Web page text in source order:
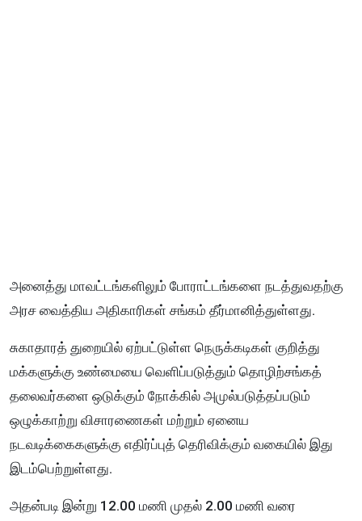
அனைத்து மாவட்டங்களிலும் போராட்டங்களை நடத்துவதற்கு
அரச வைத்திய அதிகாரிகள் சங்கம் தீர்மானித்துள்ளது.
சுகாதாரத் துறையில் ஏற்பட்டுள்ள நெருக்கடிகள் குறித்து
மக்களுக்கு உண்மையை வெளிப்படுத்தும் தொழிற்சங்கத்
தலைவர்களை ஒடுக்கும் நோக்கில் அமுல்படுத்தப்படும்
ஒழுக்காற்று விசாரணைகள் மற்றும் ஏனைய
நடவடிக்கைகளுக்கு எதிர்ப்புத் தெரிவிக்கும் வகையில் இது
இடம்பெற்றுள்ளது.
அதன்படி இன்று 12.00 மணி முதல் 2.00 மணி வரை